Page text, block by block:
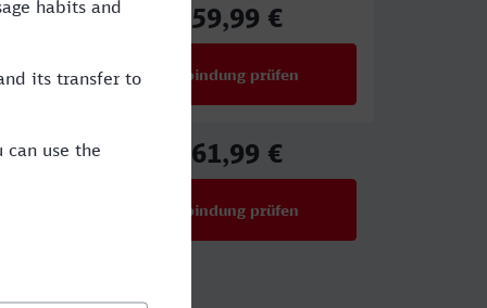
59,99 €
Verbindung prüfen
61,99 €
Verbindung prüfen